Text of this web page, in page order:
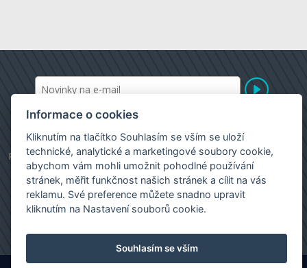
realitní kancelář Brno|prodej bytů|prodej rodinného domu
prodej pozemku|pronájem bytu|pronájem kanceláře|realitní
kancelář Moravská Třebová|
Images by:montypeter, Freepik ,katemangostar ,jcomp
Informace o cookies
Kliknutím na tlačítko Souhlasím se vším se uloží
technické, analytické a marketingové soubory cookie,
abychom vám mohli umožnit pohodlné používání
stránek, měřit funkčnost našich stránek a cílit na vás
reklamu. Své preference můžete snadno upravit
kliknutím na Nastavení souborů cookie.
Souhlasím se vším